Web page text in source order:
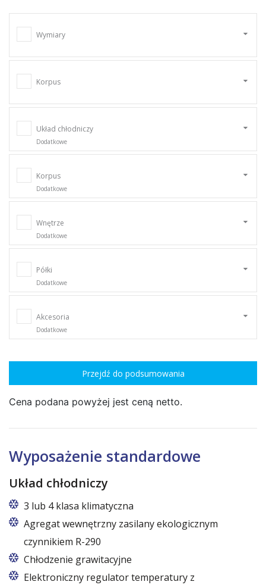
Wymiary
Korpus
Układ chłodniczy
Dodatkowe
Korpus
Dodatkowe
Wnętrze
Dodatkowe
Półki
Dodatkowe
Akcesoria
Dodatkowe
Przejdź do podsumowania
Cena podana powyżej jest ceną netto.
Wyposażenie standardowe
Układ chłodniczy
3 lub 4 klasa klimatyczna
Agregat wewnętrzny zasilany ekologicznym
czynnikiem R-290
Chłodzenie grawitacyjne
Elektroniczny regulator temperatury z